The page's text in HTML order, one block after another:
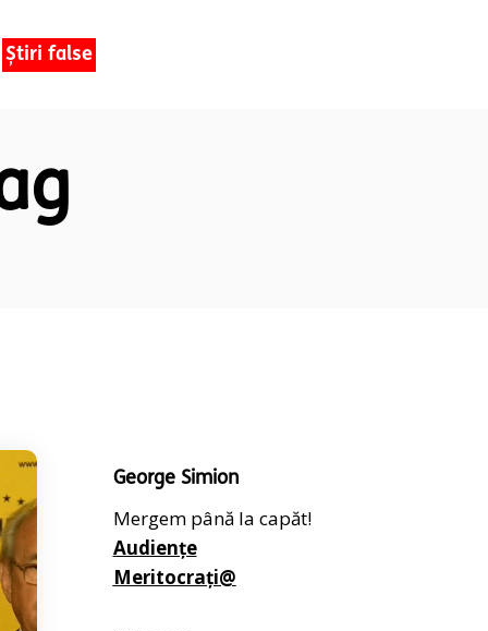
Știri false
George Simion
Mergem până la capăt!
Audiențe
Meritocrați@